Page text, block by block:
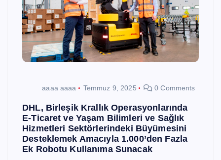
aaaa aaaa Temmuz 9, 2025 0 Comments
DHL, Birleşik Krallık Operasyonlarında
E-Ticaret ve Yaşam Bilimleri ve Sağlık
Hizmetleri Sektörlerindeki Büyümesini
Desteklemek Amacıyla 1.000’den Fazla
Ek Robotu Kullanıma Sunacak